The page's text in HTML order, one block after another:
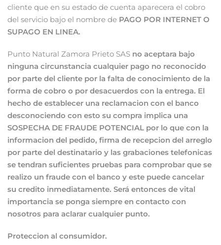
cliente que en su estado de cuenta aparecera el cobro
del servicio bajo el nombre de PAGO POR INTERNET O
SUPAGO EN LINEA.
Punto Natural Zamora Prieto SAS no aceptara bajo
ninguna circunstancia cualquier pago no reconocido
por parte del cliente por la falta de conocimiento de la
forma de cobro o por desacuerdos con la entrega. El
hecho de establecer una reclamacion con el banco
desconociendo con esto su compra implica una
SOSPECHA DE FRAUDE POTENCIAL por lo que con la
informacion del pedido, firma de recepcion del arreglo
por parte del destinatario y las grabaciones telefonicas
se tendran suficientes pruebas para comprobar que se
realizo un fraude con el banco y este puede cancelar
su credito inmediatamente. Será entonces de vital
importancia se ponga siempre en contacto con
nosotros para aclarar cualquier punto.
Proteccion al consumidor.